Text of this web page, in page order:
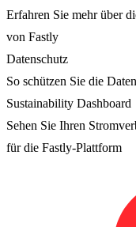
Erfahren Sie mehr über
von Fastly
Datenschutz
So schützen Sie die
Sustainability Dashboard
Sehen Sie Ihren
für die Fastly-Plattform